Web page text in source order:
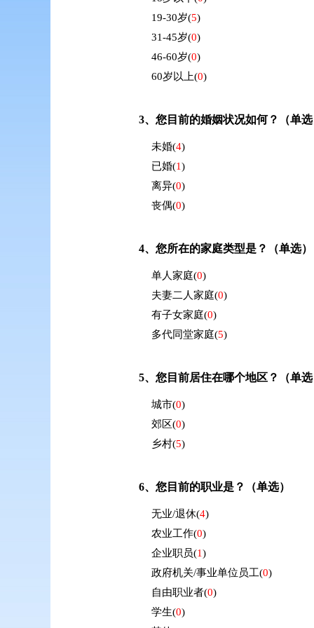
19-30岁(5)
31-45岁(0)
46-60岁(0)
60岁以上(0)
3、 您目前的婚姻状况如何？（单
未婚(4)
已婚(1)
离异(0)
丧偶(0)
4、 您所在的家庭类型是？（单选）
单人家庭(0)
夫妻二人家庭(0)
有子女家庭(0)
多代同堂家庭(5)
5、 您目前居住在哪个地区？（单
城市(0)
郊区(0)
乡村(5)
6、 您目前的职业是？（单选）
无业/退休(4)
农业工作(0)
企业职员(1)
政府机关/事业单位员工(0)
自由职业者(0)
学生(0)